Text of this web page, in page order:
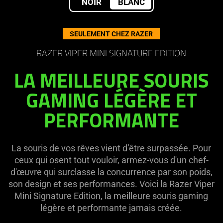
Razer
Viper
Mini
Signature
Edition
NOIR BLANC
SEULEMENT CHEZ RAZER
RAZER VIPER MINI SIGNATURE EDITION
LA MEILLEURE SOURIS
GAMING LÉGÈRE ET
PERFORMANTE
La souris de vos rêves vient d’être surpassée. Pour
ceux qui osent tout vouloir, armez-vous d'un chef-
d'œuvre qui surclasse la concurrence par son poids,
son design et ses performances. Voici la Razer Viper
Mini Signature Edition, la meilleure souris gaming
légère et performante jamais créée.